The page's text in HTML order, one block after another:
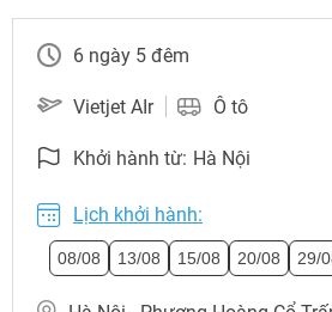
6 ngày 5 đêm
Vietjet AIr Ô tô
Khởi hành từ: Hà Nội
Lịch khởi hành:
08/08 13/08 15/08 20/08 29/